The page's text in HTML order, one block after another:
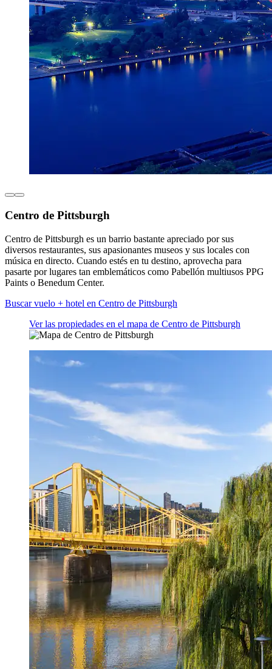
Centro de Pittsburgh
Centro de Pittsburgh es un barrio bastante apreciado por sus
diversos restaurantes, sus apasionantes museos y sus locales con
música en directo. Cuando estés en tu destino, aprovecha para
pasarte por lugares tan emblemáticos como Pabellón multiusos PPG
Paints o Benedum Center.
Buscar vuelo + hotel en Centro de Pittsburgh
Ver las propiedades en el mapa de Centro de Pittsburgh